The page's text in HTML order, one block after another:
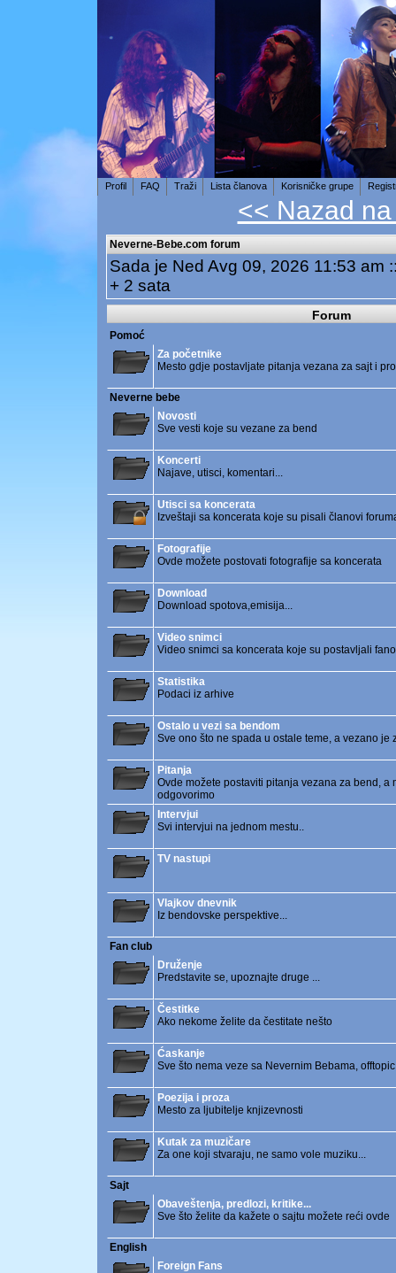
Profil FAQ Traži Lista članova Korisničke grupe
<< Nazad
Neverne-Bebe.com forum
Sada je Ned Avg 09, 2026 11:53 am
+ 2 sata
Forum
Pomoć
Za početnike
Mesto gdje postavljate pitanja vezana za sajt i
Neverne bebe
Novosti
Sve vesti koje su vezane za bend
Koncerti
Najave, utisci, komentari...
Utisci sa koncerata
Izveštaji sa koncerata koje su pisali članovi
Fotografije
Ovde možete postovati fotografije sa koncerata
Download
Download spotova,emisija...
Video snimci
Video snimci sa koncerata koje su postavljali
Statistika
Podaci iz arhive
Ostalo u vezi sa bendom
Sve ono što ne spada u ostale teme, a vezano je
Pitanja
Ovde možete postaviti pitanja vezana za bend, a
odgovorimo
Intervjui
Svi intervjui na jednom mestu..
TV nastupi
Vlajkov dnevnik
Iz bendovske perspektive...
Fan club
Druženje
Predstavite se, upoznajte druge ...
Čestitke
Ako nekome želite da čestitate nešto
Ćaskanje
Sve što nema veze sa Nevernim Bebama,
Poezija i proza
Mesto za ljubitelje knjizevnosti
Kutak za muzičare
Za one koji stvaraju, ne samo vole muziku...
Sajt
Obaveštenja, predlozi, kritike...
Sve što želite da kažete o sajtu možete reći ovde
English
Foreign Fans